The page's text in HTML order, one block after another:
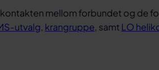
mellom forbundet og de
utvalg, krangruppe, samt LO